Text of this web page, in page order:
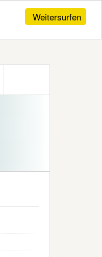
Weitersurfen